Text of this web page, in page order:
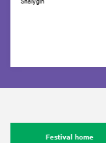
Festival home